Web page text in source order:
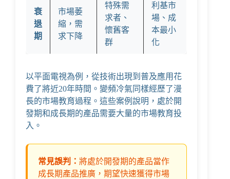
衰
退
期
市場萎
縮，需
求下降
特殊需
求者、
懷舊客
群
利基市
場、成
本最小
化
以平面電視為例，從技術出現到普及應用花
費了將近20年時間。變頻冷氣同樣經歷了漫
長的市場教育過程。這些案例說明，處於開
發期和成長期的產品需要大量的市場教育投
入。
常見誤判： 將處於開發期的產品當作
成長期產品推廣，期望快速獲得市場